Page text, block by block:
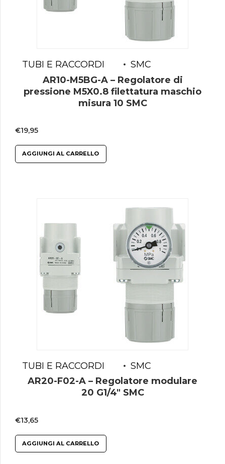
TUBI E RACCORDI
SMC
AR10-M5BG-A – Regolatore di
pressione M5X0.8 filettatura maschio
misura 10 SMC
€19,95
AGGIUNGI AL CARRELLO
TUBI E RACCORDI
SMC
AR20-F02-A – Regolatore modulare
20 G1/4″ SMC
€13,65
AGGIUNGI AL CARRELLO